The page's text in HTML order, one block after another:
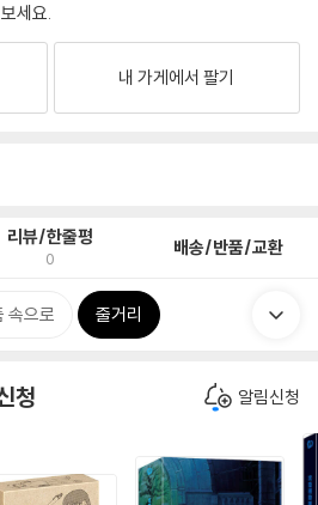
세요.
내 가게에서 팔기
리뷰/한줄평
0 배송/반품/교환
속으로 줄거리
청 알림신청